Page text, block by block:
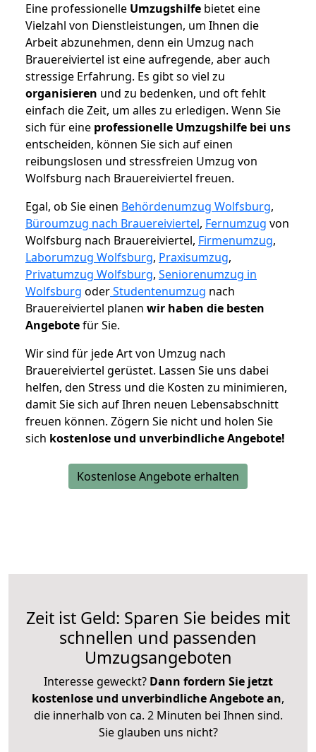
Eine professionelle Umzugshilfe bietet eine
Vielzahl von Dienstleistungen, um Ihnen die
Arbeit abzunehmen, denn ein Umzug nach
Brauereiviertel ist eine aufregende, aber auch
stressige Erfahrung. Es gibt so viel zu
organisieren und zu bedenken, und oft fehlt
einfach die Zeit, um alles zu erledigen. Wenn Sie
sich für eine professionelle Umzugshilfe bei uns
entscheiden, können Sie sich auf einen
reibungslosen und stressfreien Umzug von
Wolfsburg nach Brauereiviertel freuen.
Egal, ob Sie einen Behördenumzug Wolfsburg,
Büroumzug nach Brauereiviertel, Fernumzug von
Wolfsburg nach Brauereiviertel, Firmenumzug,
Laborumzug Wolfsburg, Praxisumzug,
Privatumzug Wolfsburg, Seniorenumzug in
Wolfsburg oderStudentenumzug nach
Brauereiviertel planen wir haben die besten
Angebotefür Sie.
Wir sind für jede Art von Umzug nach
Brauereiviertel gerüstet. Lassen Sie uns dabei
helfen, den Stress und die Kosten zu minimieren,
damit Sie sich auf Ihren neuen Lebensabschnitt
freuen können. Zögern Sie nicht und holen Sie
sich kostenlose und unverbindliche Angebote!
Kostenlose Angebote erhalten
Zeit ist Geld: Sparen Sie beides mit
schnellen und passenden
Umzugsangeboten
Interesse geweckt? Dann fordern Sie jetzt
kostenlose und unverbindliche Angebote an,
die innerhalb von ca. 2 Minuten bei Ihnen sind.
Sie glauben uns nicht?